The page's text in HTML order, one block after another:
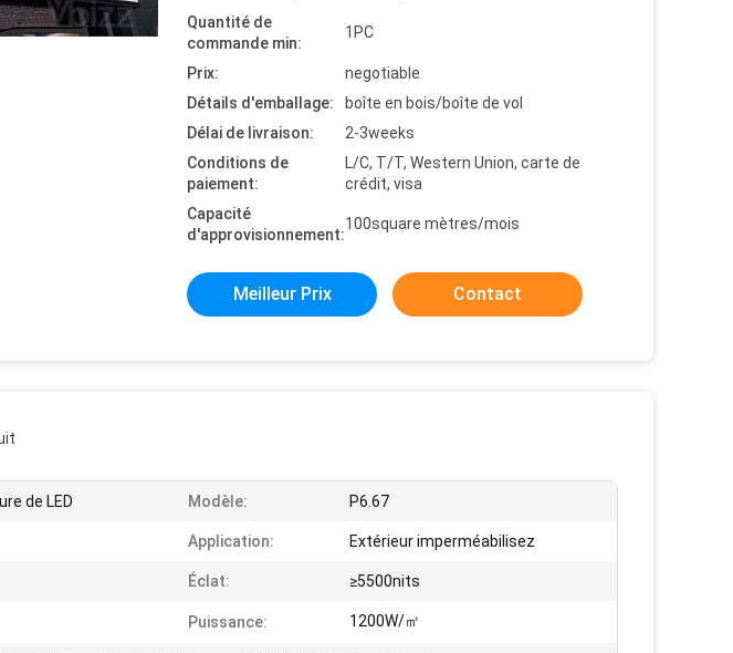
Quantité de
commande min:
1PC
Prix:
negotiable
Détails d'emballage:
boîte en bois/boîte de vol
Délai de livraison:
2-3weeks
Conditions de
paiement:
L/C, T/T, Western Union, carte de
crédit, visa
Capacité
d'approvisionnement:
100square mètres/mois
Meilleur Prix Contact
de LED Modèle: P6.67
Application: Extérieur imperméabilisez
Éclat: ≥5500nits
Puissance: 1200W/㎡